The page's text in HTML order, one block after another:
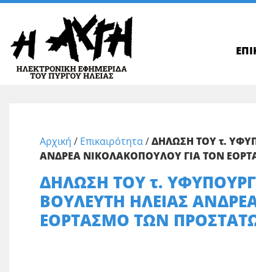
Αρχική / Επικαιρότητα/ΔΗΛΩΣΗ ΤΟΥ τ.
ΑΝΔΡΕΑ ΝΙΚΟΛΑΚΟΠΟΥΛΟΥ ΓΙΑ ΤΟΝ
ΔΗΛΩΣΗ ΤΟΥ τ.
ΒΟΥΛΕΥΤΗ ΗΛΕΙΑΣ
ΕΟΡΤΑΣΜΟ ΤΩΝ